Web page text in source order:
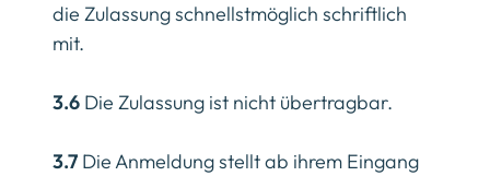
die Zulassung schnellstmöglich schriftlich
mit.
3.6 Die Zulassung ist nicht übertragbar.
3.7 Die Anmeldung stellt ab ihrem Eingang